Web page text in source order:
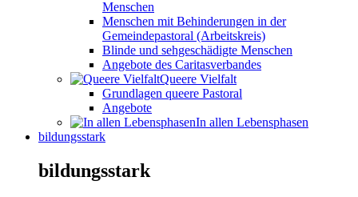
Menschen
Menschen mit Behinderungen in der
Gemeindepastoral (Arbeitskreis)
Blinde und sehgeschädigte Menschen
Angebote des Caritasverbandes
Queere Vielfalt
Grundlagen queere Pastoral
Angebote
In allen Lebensphasen
bildungsstark
bildungsstark